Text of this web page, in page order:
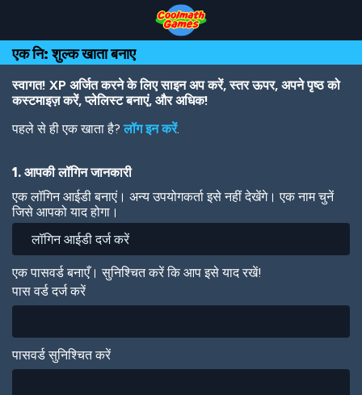
Top
of
Page
Navigation
Main
Content
Footer
main
content
एक नि: शुल्क खाता बनाए
स्वागत! XP अर्जित करने के लिए साइन अप करें, स्तर ऊपर, अपने पृष्ठ को
कस्टमाइज़ करें, प्लेलिस्ट बनाएं, और अधिक!
पहले से ही एक खाता है?लॉग इन करें.
1. आपकी लॉगिन जानकारी
एक लॉगिन आईडी बनाएं। अन्य उपयोगकर्ता इसे नहीं देखेंगे। एक नाम चुनें
जिसे आपको याद होगा।
एक पासवर्ड बनाएँ। सुनिश्चित करें कि आप इसे याद रखें!
पास वर्ड दर्ज करें
पासवर्ड सुनिश्चित करें